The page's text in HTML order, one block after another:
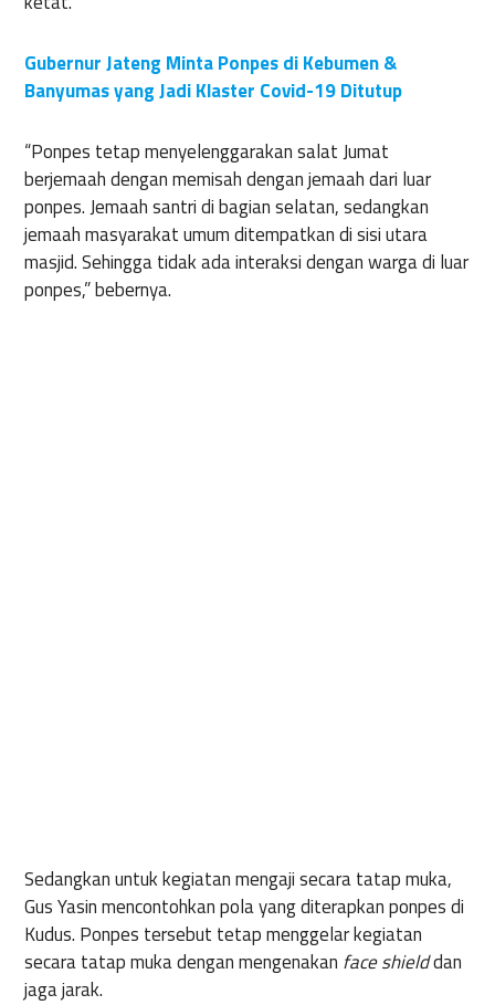
Gubernur Jateng Minta Ponpes di Kebumen &
Banyumas yang Jadi Klaster Covid-19 Ditutup
“Ponpes tetap menyelenggarakan salat Jumat
berjemaah dengan memisah dengan jemaah dari luar
ponpes. Jemaah santri di bagian selatan, sedangkan
jemaah masyarakat umum ditempatkan di sisi utara
masjid. Sehingga tidak ada interaksi dengan warga di luar
ponpes,” bebernya.
Sedangkan untuk kegiatan mengaji secara tatap muka,
Gus Yasin mencontohkan pola yang diterapkan ponpes di
Kudus. Ponpes tersebut tetap menggelar kegiatan
secara tatap muka dengan mengenakan face shielddan
jaga jarak.